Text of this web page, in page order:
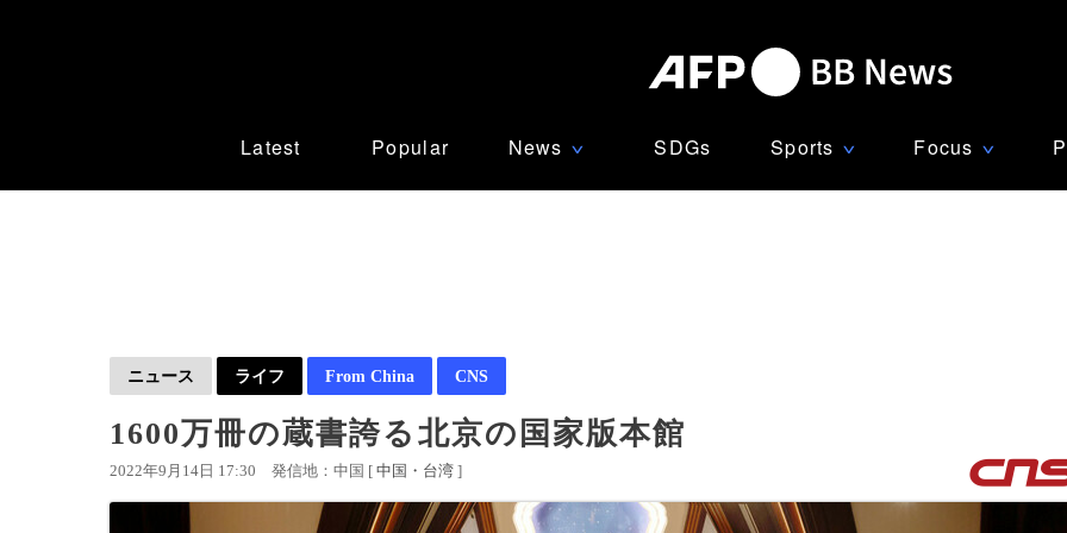
Latest Popular News ∨ SDGs Sports ∨ Focus ∨
ニュース ライフ From China CNS
1600万冊の蔵書誇る北京の国家版本館
2022年9月14日 17:30 発信地：中国 [ 中国・台湾 ]